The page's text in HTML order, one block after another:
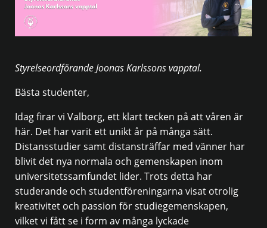
Styrelseordförande Joonas Karlssons vapptal.
Bästa studenter,
Idag firar vi Valborg, ett klart tecken på att våren är
här. Det har varit ett unikt år på många sätt.
Distansstudier samt distansträffar med vänner har
blivit det nya normala och gemenskapen inom
universitetssamfundet lider. Trots detta har
studerande och studentföreningarna visat otrolig
kreativitet och passion för studiegemenskapen,
vilket vi fått se i form av många lyckade